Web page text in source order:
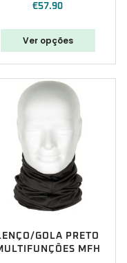
€57.90
Ver opções
GOLA PRETO
MFH